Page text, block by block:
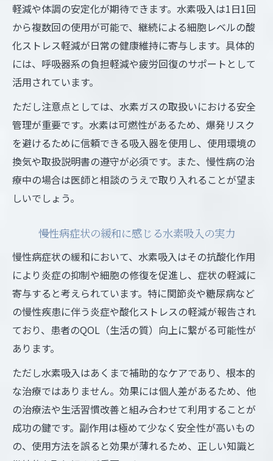
軽減や体調の安定化が期待できます。水素吸入は1日1回
から複数回の使用が可能で、継続による細胞レベルの酸
化ストレス軽減が日常の健康維持に寄与します。具体的
には、呼吸器系の負担軽減や疲労回復のサポートとして
活用されています。
ただし注意点としては、水素ガスの取扱いにおける安全
管理が重要です。水素は可燃性があるため、爆発リスク
を避けるために信頼できる吸入器を使用し、使用環境の
換気や取扱説明書の遵守が必須です。また、慢性病の治
療中の場合は医師と相談のうえで取り入れることが望ま
しいでしょう。
慢性病症状の緩和に感じる水素吸入の実力
慢性病症状の緩和において、水素吸入はその抗酸化作用
により炎症の抑制や細胞の修復を促進し、症状の軽減に
寄与すると考えられています。特に関節炎や糖尿病など
の慢性疾患に伴う炎症や酸化ストレスの軽減が報告され
ており、患者のQOL（生活の質）向上に繋がる可能性が
あります。
ただし水素吸入はあくまで補助的なケアであり、根本的
な治療ではありません。効果には個人差があるため、他
の治療法や生活習慣改善と組み合わせて利用することが
成功の鍵です。副作用は極めて少なく安全性が高いもの
の、使用方法を誤ると効果が薄れるため、正しい知識と